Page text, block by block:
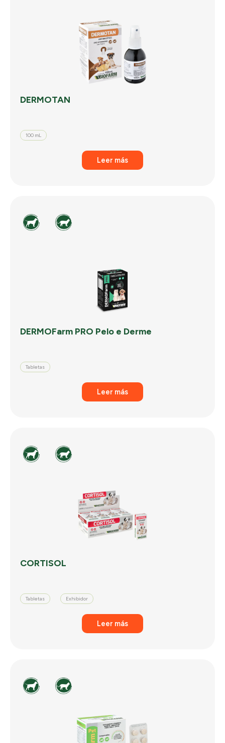
DERMOTAN
100 mL
Leer más
DERMOFarm PRO Pelo e Derme
Tabletas
Leer más
CORTISOL
Tabletas Exhibidor
Leer más